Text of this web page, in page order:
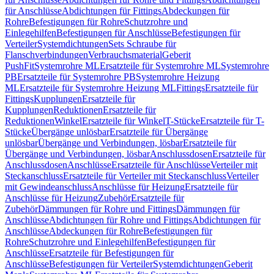
für AnschlüsseAbdichtungen für FittingsAbdeckungen für
RohreBefestigungen für RohreSchutzrohre und
EinlegehilfenBefestigungen für AnschlüsseBefestigungen für
VerteilerSystemdichtungenSets Schraube für
FlanschverbindungenVerbrauchsmaterialGeberit
PushFitSystemrohre MLErsatzteile für Systemrohre MLSystemrohre
PBErsatzteile für Systemrohre PBSystemrohre Heizung
MLErsatzteile für Systemrohre Heizung MLFittingsErsatzteile für
FittingsKupplungenErsatzteile für
KupplungenReduktionenErsatzteile für
ReduktionenWinkelErsatzteile für WinkelT-StückeErsatzteile für T-
StückeÜbergänge unlösbarErsatzteile für Übergänge
unlösbarÜbergänge und Verbindungen, lösbarErsatzteile für
Übergänge und Verbindungen, lösbarAnschlussdosenErsatzteile für
AnschlussdosenAnschlüsseErsatzteile für AnschlüsseVerteiler mit
SteckanschlussErsatzteile für Verteiler mit SteckanschlussVerteiler
mit GewindeanschlussAnschlüsse für HeizungErsatzteile für
Anschlüsse für HeizungZubehörErsatzteile für
ZubehörDämmungen für Rohre und FittingsDämmungen für
AnschlüsseAbdichtungen für Rohre und FittingsAbdichtungen für
AnschlüsseAbdeckungen für RohreBefestigungen für
RohreSchutzrohre und EinlegehilfenBefestigungen für
AnschlüsseErsatzteile für Befestigungen für
AnschlüsseBefestigungen für VerteilerSystemdichtungenGeberit